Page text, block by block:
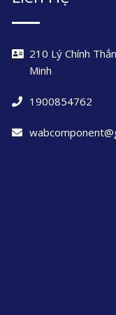
210 Lý Chính
Minh
1900854762